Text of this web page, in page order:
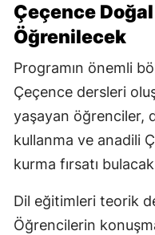
Çeçence
Öğrenilecek
Programın önemli
Çeçence dersleri
yaşayan öğrenciler,
kullanma ve anadili
kurma fırsatı
Dil eğitimleri teorik
Öğrencilerin